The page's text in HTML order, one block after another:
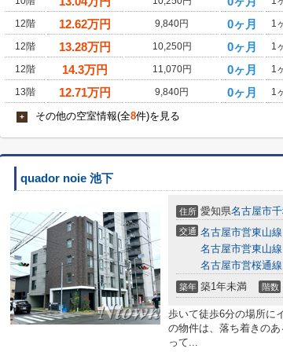
12階
12.62万円 9,840円 0ヶ月 1
12階
13.28万円 10,250円 0ヶ月 1
12階
14.3万円 11,070円 0ヶ月 1
13階
12.71万円 9,840円 0ヶ月 1
+ その他の空室情報(全8件)を見る
quador noie 池下
住所 愛知県名古屋市
交通 名古屋市営東山線
名古屋市営東山線
名古屋市営桜通線
築年 築1年未満 階数
歩いて徒歩6分の場所に
の物件は、落ち着きの
って...